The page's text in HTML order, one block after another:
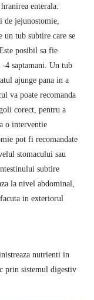
enterala:
de jejunostomie,
un tub subtire care se
posibil sa fie
-4 saptamani. Un tub
ajunge pana in a
va poate recomanda
corect, pentru a
o interventie
pot fi recomandate
stomacului sau
subtire
la nivel abdominal,
in exteriorul
nutrienti in
prin sistemul digestiv